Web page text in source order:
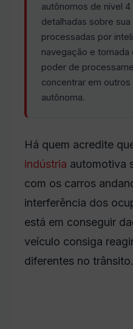
autônomos de nível
detalhadas sobre
processadas por
navegação e
poder de
concentrar em
autônoma.
Há quem acredite
indústria automotiva
com os carros
interferência dos
está em conseguir
veículo consiga
diferentes no trânsito.